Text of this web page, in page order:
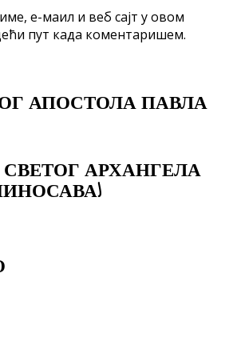
име, е-маил и веб сајт у овом
пут када коментаришем.
АПОСТОЛА ПАВЛА
АРХАНГЕЛА